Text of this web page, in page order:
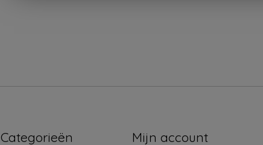
Categorieën Mijn account